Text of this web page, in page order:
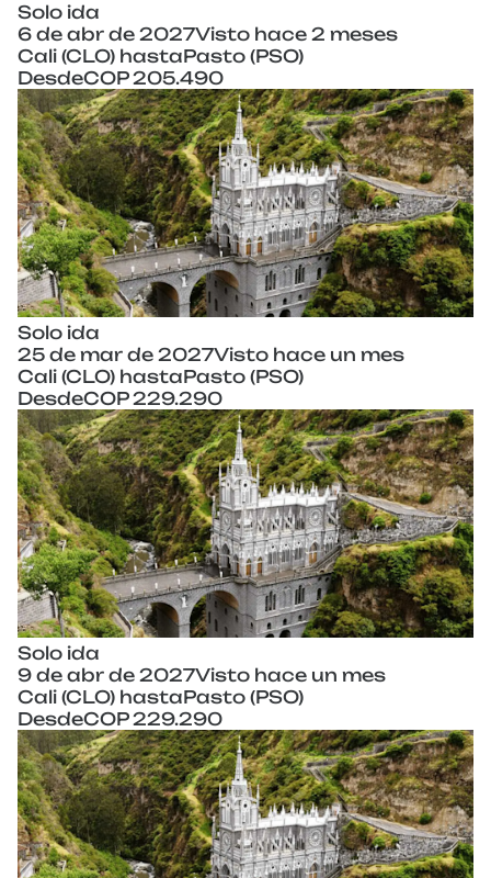
Solo ida
6 de abr de 2027Visto hace 2 meses
Cali (CLO) hastaPasto (PSO)
DesdeCOP 205.490
Solo ida
25 de mar de 2027Visto hace un mes
Cali (CLO) hastaPasto (PSO)
DesdeCOP 229.290
Solo ida
9 de abr de 2027Visto hace un mes
Cali (CLO) hastaPasto (PSO)
DesdeCOP 229.290